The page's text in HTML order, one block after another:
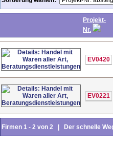
Projekt-
Nr.
EV0420
EV0221
Firmen 1 - 2 von 2 | Der schnelle